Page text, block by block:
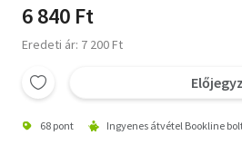
6 840 Ft
Eredeti ár: 7 200 Ft
68 pont Ingyenes átvétel Bookline